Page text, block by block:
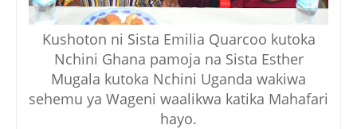
Kushoton ni Sista Emilia Quarcoo kutoka
Nchini Ghana pamoja na Sista Esther
Mugala kutoka Nchini Uganda wakiwa
sehemu ya Wageni waalikwa katika Mahafari
hayo.